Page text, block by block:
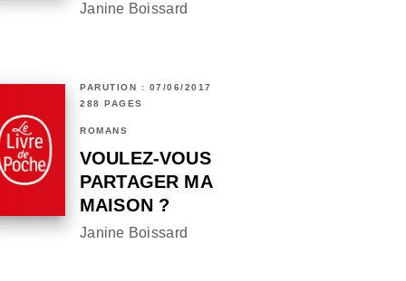
Janine Boissard
PARUTION : 07/06/2017
288 PAGES
ROMANS
VOULEZ-VOUS
PARTAGER MA
MAISON ?
Janine Boissard